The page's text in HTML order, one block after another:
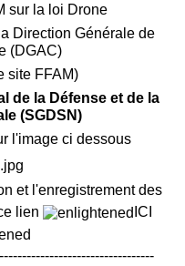
sur la loi Drone
Direction Générale de
(DGAC)
site FFAM)
de la Défense et de la
(SGDSN)
l'image ci dessous
et l'enregistrement des
lien
ICI